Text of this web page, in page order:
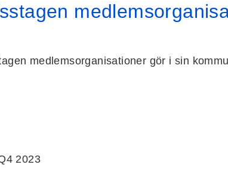
medlemsorganisationer gör i sin
2023